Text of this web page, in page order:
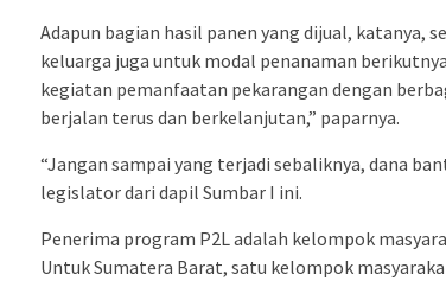
Adapun bagian hasil panen yang dijual, katanya,
keluarga juga untuk modal penanaman
kegiatan pemanfaatan pekarangan dengan
berjalan terus dan berkelanjutan,” paparnya.
“Jangan sampai yang terjadi sebaliknya, dana
legislator dari dapil Sumbar I ini.
Penerima program P2L adalah kelompok
Untuk Sumatera Barat, satu kelompok